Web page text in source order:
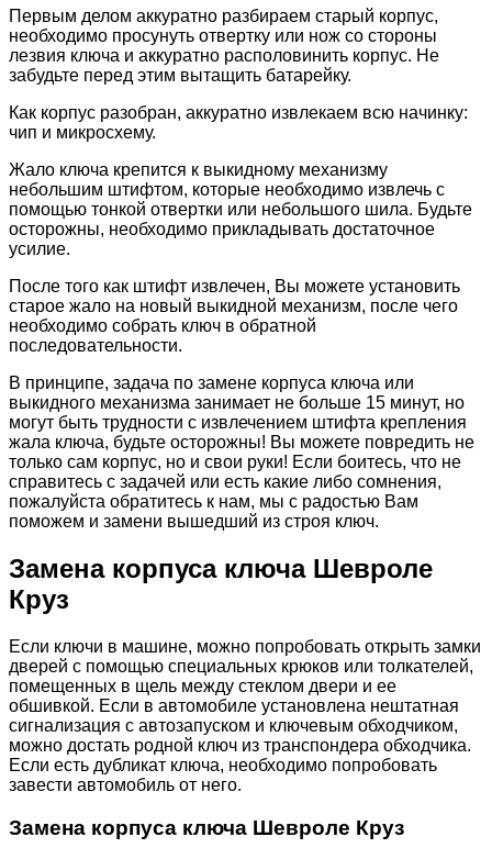
Первым делом аккуратно разбираем старый корпус,
необходимо просунуть отвертку или нож со стороны
лезвия ключа и аккуратно располовинить корпус. Не
забудьте перед этим вытащить батарейку.
Как корпус разобран, аккуратно извлекаем всю начинку:
чип и микросхему.
Жало ключа крепится к выкидному механизму
небольшим штифтом, которые необходимо извлечь с
помощью тонкой отвертки или небольшого шила. Будьте
осторожны, необходимо прикладывать достаточное
усилие.
После того как штифт извлечен, Вы можете установить
старое жало на новый выкидной механизм, после чего
необходимо собрать ключ в обратной
последовательности.
В принципе, задача по замене корпуса ключа или
выкидного механизма занимает не больше 15 минут, но
могут быть трудности с извлечением штифта крепления
жала ключа, будьте осторожны! Вы можете повредить не
только сам корпус, но и свои руки! Если боитесь, что не
справитесь с задачей или есть какие либо сомнения,
пожалуйста обратитесь к нам, мы с радостью Вам
поможем и замени вышедший из строя ключ.
Замена корпуса ключа Шевроле
Круз
Если ключи в машине, можно попробовать открыть замки
дверей с помощью специальных крюков или толкателей,
помещенных в щель между стеклом двери и ее
обшивкой. Если в автомобиле установлена нештатная
сигнализация с автозапуском и ключевым обходчиком,
можно достать родной ключ из транспондера обходчика.
Если есть дубликат ключа, необходимо попробовать
завести автомобиль от него.
Замена корпуса ключа Шевроле Круз